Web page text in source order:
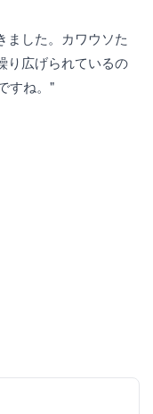
ました。カワウソた
り広げられているの
すね。"